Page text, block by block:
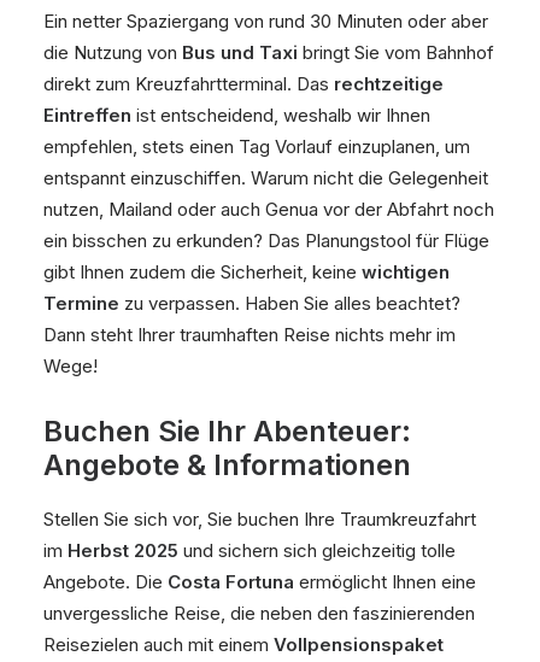
Ein netter Spaziergang von rund 30 Minuten oder aber
die Nutzung von Bus und Taxi bringt Sie vom Bahnhof
direkt zum Kreuzfahrtterminal. Das rechtzeitige
Eintreffen ist entscheidend, weshalb wir Ihnen
empfehlen, stets einen Tag Vorlauf einzuplanen, um
entspannt einzuschiffen. Warum nicht die Gelegenheit
nutzen, Mailand oder auch Genua vor der Abfahrt noch
ein bisschen zu erkunden? Das Planungstool für Flüge
gibt Ihnen zudem die Sicherheit, keine wichtigen
Termine zu verpassen. Haben Sie alles beachtet?
Dann steht Ihrer traumhaften Reise nichts mehr im
Wege!
Buchen Sie Ihr Abenteuer:
Angebote & Informationen
Stellen Sie sich vor, Sie buchen Ihre Traumkreuzfahrt
im Herbst 2025 und sichern sich gleichzeitig tolle
Angebote. Die Costa Fortuna ermöglicht Ihnen eine
unvergessliche Reise, die neben den faszinierenden
Reisezielen auch mit einem Vollpensionspaket